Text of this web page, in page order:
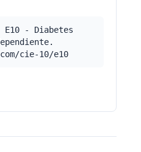
E10 - Diabetes
cie-10/e10